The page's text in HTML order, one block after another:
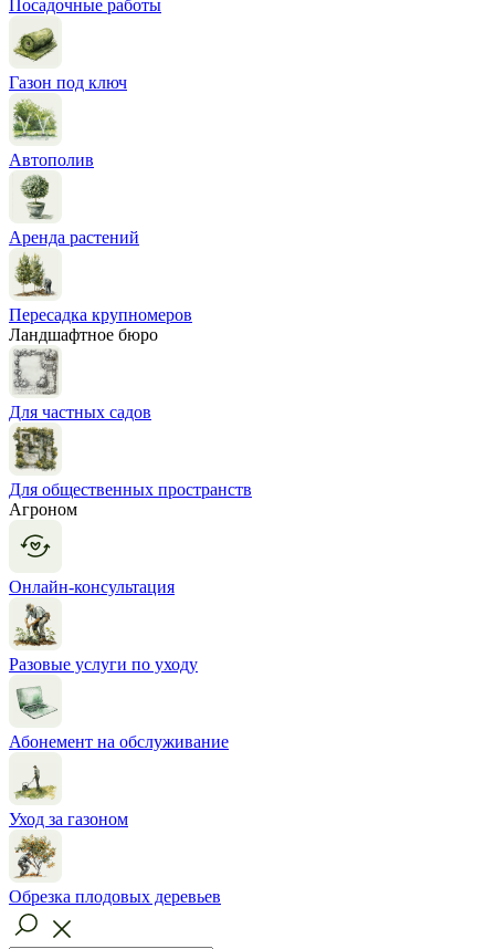
Посадочные работы
Газон под ключ
Автополив
Аренда растений
Пересадка крупномеров
Ландшафтное бюро
Для частных садов
Для общественных пространств
Агроном
Онлайн-консультация
Разовые услуги по уходу
Абонемент на обслуживание
Уход за газоном
Обрезка плодовых деревьев